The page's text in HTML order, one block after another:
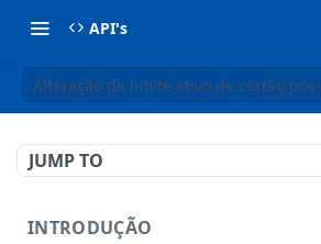
API's
Alteração de limite ativo de cartão
JUMP TO
INTRODUÇÃO